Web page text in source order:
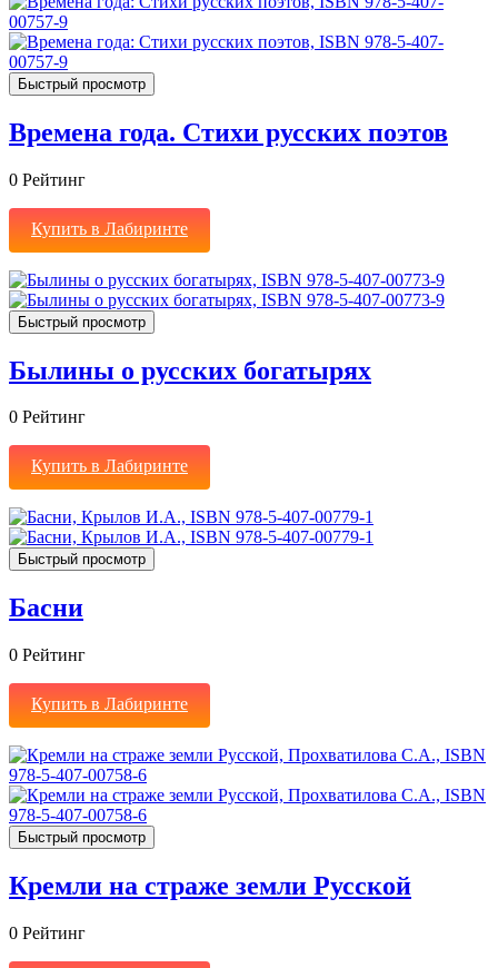
Быстрый просмотр
Времена года. Стихи русских поэтов
0 Рейтинг
Купить в Лабиринте
Быстрый просмотр
Былины о русских богатырях
0 Рейтинг
Купить в Лабиринте
Быстрый просмотр
Басни
0 Рейтинг
Купить в Лабиринте
Быстрый просмотр
Кремли на страже земли Русской
0 Рейтинг